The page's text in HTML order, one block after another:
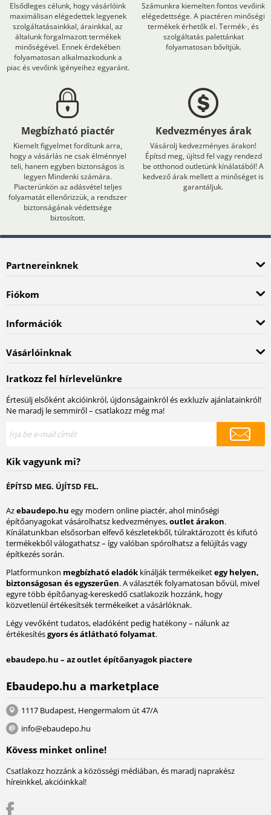
Elsődleges célunk, hogy vásárlóink
maximálisan elégedettek legyenek
szolgáltatásainkkal, árainkkal, az
általunk forgalmazott termékek
minőségével. Ennek érdekében
folyamatosan alkalmazkodunk a
piac és vevőink igényeihez egyaránt.
Számunkra kiemelten fontos vevőink
elégedettsége. A piactéren minőségi
termékek érhetők el. Termék-, és
szolgáltatás palettánkat
folyamatosan bővítjük.
Megbízható piactér
Kiemelt figyelmet fordítunk arra,
hogy a vásárlás ne csak élménnyel
teli, hanem egyben biztonságos is
legyen Mindenki számára.
Piacterünkön az adásvétel teljes
folyamatát ellenőrizzük, a rendszer
biztonságának védettsége
biztosított.
Kedvezményes árak
Vásárolj kedvezményes árakon!
Építsd meg, újítsd fel vagy rendezd
be otthonod outletünk kínálatából! A
kedvező árak mellett a minőséget is
garantáljuk.
Partnereinknek
Fiókom
Információk
Vásárlóinknak
Iratkozz fel hírlevelünkre
Értesülj elsőként akcióinkról, újdonságainkról és exkluzív ajánlatainkról!
Ne maradj le semmiről – csatlakozz még ma!
Kik vagyunk mi?
ÉPÍTSD MEG. ÚJÍTSD FEL.
Azebaudepo.hu egy modern online piactér, ahol minőségi
építőanyagokat vásárolhatsz kedvezményes,outlet árakon.
Kínálatunkban elsősorban elfevő készletekből, túlraktározott és kifutó
termékekből válogathatsz – így valóban spórolhatsz a felújítás vagy
építkezés során.
Platformunkon megbízható eladók kínálják termékeiketegy helyen,
biztonságosan és egyszerűen. A választék folyamatosan bővül, mivel
egyre több építőanyag-kereskedő csatlakozik hozzánk, hogy
közvetlenül értékesítsék termékeiket a vásárlóknak.
Légy vevőként tudatos, eladóként pedig hatékony – nálunk az
értékesítésgyors és átlátható folyamat.
ebaudepo.hu – az outlet építőanyagok piactere
Ebaudepo.hu a marketplace
1117 Budapest, Hengermalom út 47/A
info@ebaudepo.hu
Kövess minket online!
Csatlakozz hozzánk a közösségi médiában, és maradj naprakész
híreinkkel, akcióinkkal!